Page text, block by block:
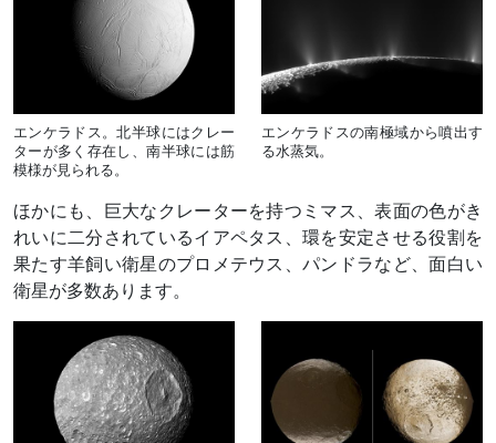
エンケラドス。北半球にはクレー
ターが多く存在し、南半球には筋
模様が見られる。
エンケラドスの南極域から噴出す
る水蒸気。
ほかにも、巨大なクレーターを持つミマス、表面の色がき
れいに二分されているイアペタス、環を安定させる役割を
果たす羊飼い衛星のプロメテウス、パンドラなど、面白い
衛星が多数あります。